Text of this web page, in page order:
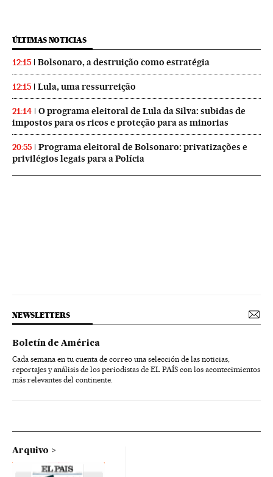
ÚLTIMAS NOTICIAS
12:15 Bolsonaro, a destruição como estratégia
12:15 Lula, uma ressurreição
21:14
O programa eleitoral de Lula da Silva: subidas de
impostos para os ricos e proteção para as minorias
20:55
Programa eleitoral de Bolsonaro: privatizações e
privilégios legais para a Polícia
NEWSLETTERS
Boletín de América
Cada semana en tu cuenta de correo una selección de las noticias,
reportajes y análisis de los periodistas de EL PAÍS con los acontecimientos
más relevantes del continente.
Arquivo